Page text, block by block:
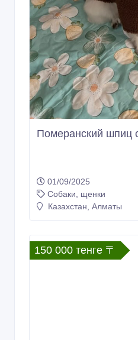
Померанский шпиц
01/09/2025
Собаки, щенки
Казахстан, Алматы
150 000 тенге 〒